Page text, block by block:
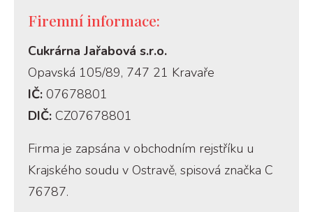
Firemní informace:
Cukrárna Jařabová s.r.o.
Opavská 105/89, 747 21 Kravaře
IČ: 07678801
DIČ: CZ07678801
Firma je zapsána v obchodním rejstříku u
Krajského soudu v Ostravě, spisová značka C
76787.